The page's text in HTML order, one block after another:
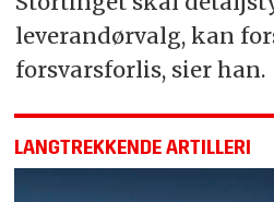
leverandørvalg, kan
forsvarsforlis, sier han.
LANGTREKKENDE ARTILLERI